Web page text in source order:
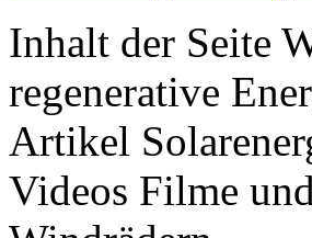
Inhalt der Seite
regenerative
Artikel
Videos Filme